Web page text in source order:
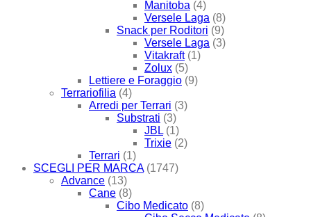
Manitoba (4)
Versele Laga (8)
Snack per Roditori (9)
Versele Laga (3)
Vitakraft (1)
Zolux (5)
Lettiere e Foraggio (9)
Terrariofilia (4)
Arredi per Terrari (3)
Substrati (3)
JBL (1)
Trixie (2)
Terrari (1)
SCEGLI PER MARCA (1747)
Advance (13)
Cane (8)
Cibo Medicato (8)